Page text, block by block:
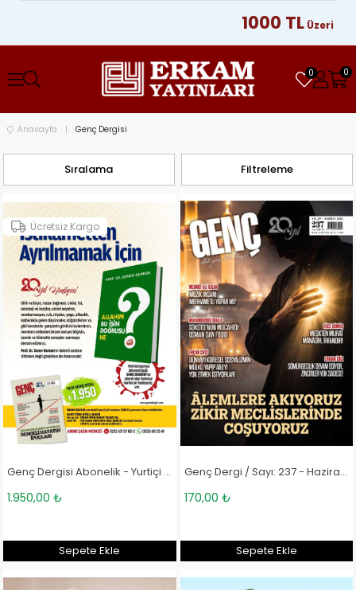
1000 TL Üzeri
0 0
Anasayfa Genç Dergisi
Filtreleme
Sıralama
Genç Dergisi Abonelik - Yurtiçi (Türkçe)
1.950,00 ₺
Sepete Ekle
Ücretsiz Kargo
Genç Dergi / Sayı: 237 - Haziran 2026
170,00 ₺
Sepete Ekle